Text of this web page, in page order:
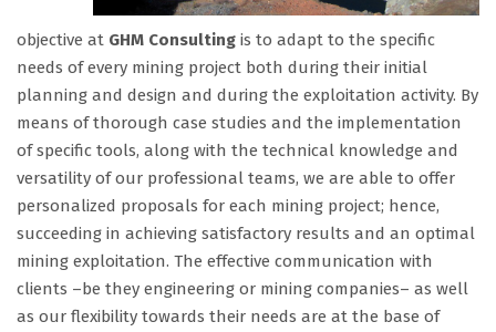
objective at GHM Consulting is to adapt to the specific
needs of every mining project both during their initial
planning and design and during the exploitation activity. By
means of thorough case studies and the implementation
of specific tools, along with the technical knowledge and
versatility of our professional teams, we are able to offer
personalized proposals for each mining project; hence,
succeeding in achieving satisfactory results and an optimal
mining exploitation. The effective communication with
clients –be they engineering or mining companies– as well
as our flexibility towards their needs are at the base of